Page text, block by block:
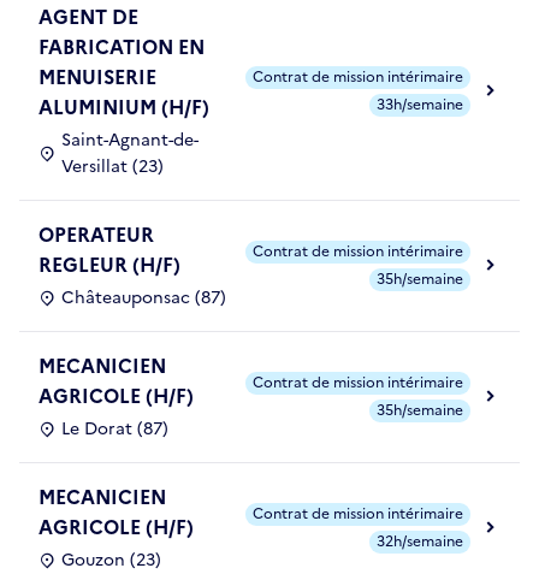
AGENT DE
FABRICATION EN
MENUISERIE
ALUMINIUM (H/F)
Saint-Agnant-de-
Versillat (23)
Contrat de mission intérimaire
33h/semaine
OPERATEUR
REGLEUR (H/F)
Châteauponsac (87)
Contrat de mission intérimaire
35h/semaine
MECANICIEN
AGRICOLE (H/F)
Le Dorat (87)
Contrat de mission intérimaire
35h/semaine
MECANICIEN
AGRICOLE (H/F)
Gouzon (23)
Contrat de mission intérimaire
32h/semaine